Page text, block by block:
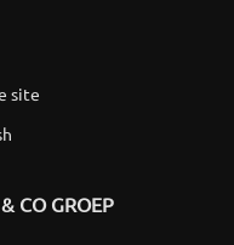
site
CO GROEP